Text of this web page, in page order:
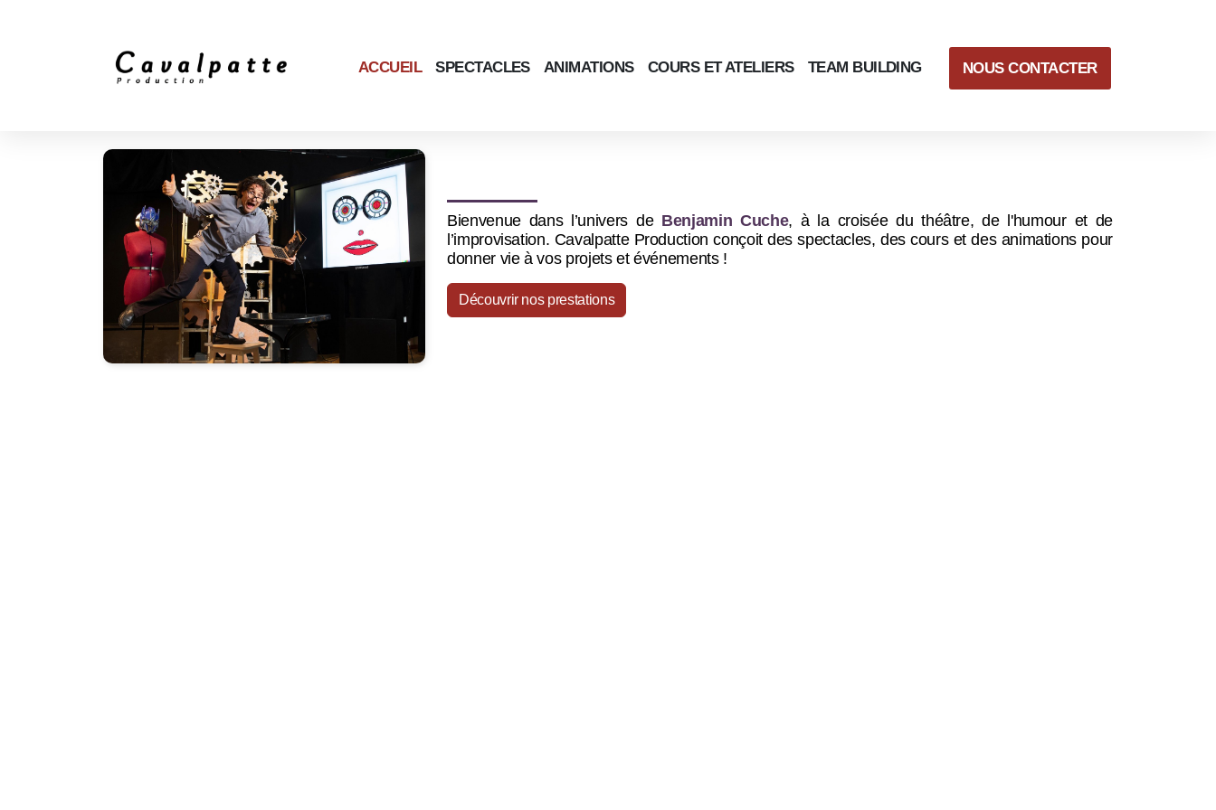
ACCUEIL SPECTACLES ANIMATIONS COURS ET ATELIERS TEAM BUILDING NOUS CONTACTER
Bienvenue dans l’univers de Benjamin Cuche, à la croisée du théâtre, de l'humour et de
l’improvisation. Cavalpatte Production conçoit des spectacles, des cours et des animations pour
donner vie à vos projets et événements !
Découvrir nos prestations